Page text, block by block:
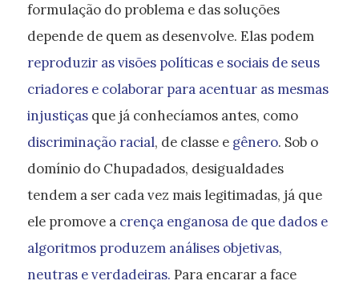
formulação do problema e das soluções
depende de quem as desenvolve. Elas podem
reproduzir as visões políticas e sociais de seus
criadores e colaborar para acentuar as mesmas
injustiçasque já conhecíamos antes, como
discriminação racial, de classe e gênero. Sob o
domínio do Chupadados, desigualdades
tendem a ser cada vez mais legitimadas, já que
ele promove a crença enganosa de que dados e
algoritmos produzem análises objetivas,
neutras e verdadeiras. Para encarar a face